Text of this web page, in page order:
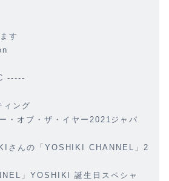
す
-----
ィング
・オブ・ザ・イヤー2021ジャパ
さんの「YOSHIKI CHANNEL」2
」YOSHIKI 誕生日スペシャ